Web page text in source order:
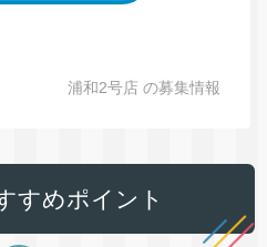
浦和2号店 の募集情報
すめポイント